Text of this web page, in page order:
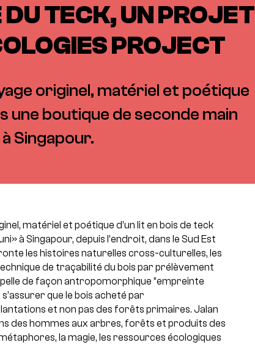
TECK, UN PROJET
PROJECT
originel, matériel et poétique
une boutique de seconde main
Singapour.
matériel et poétique d’un lit en bois de teck
à Singapour, depuis l’endroit, dans le Sud Est
les histoires naturelles cross-culturelles, les
de traçabilité du bois par prélèvement
de façon antropomorphique “empreinte
que le bois acheté par
et non pas des forêts primaires. Jalan
des hommes aux arbres, forêts et produits des
la magie, les ressources écologiques